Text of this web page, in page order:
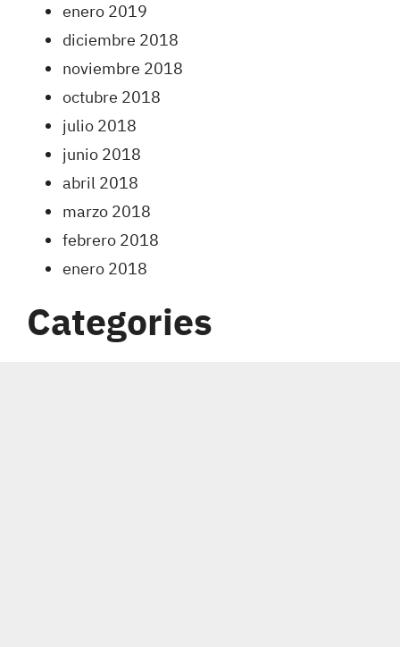
enero 2019
diciembre 2018
noviembre 2018
octubre 2018
julio 2018
junio 2018
abril 2018
marzo 2018
febrero 2018
enero 2018
Categories